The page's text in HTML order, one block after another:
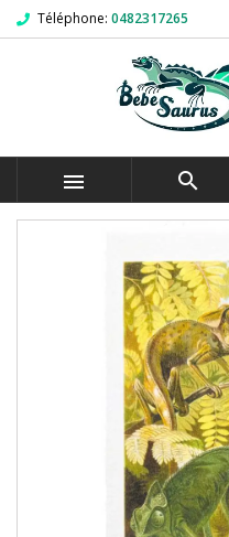
Téléphone: 0482317265
 